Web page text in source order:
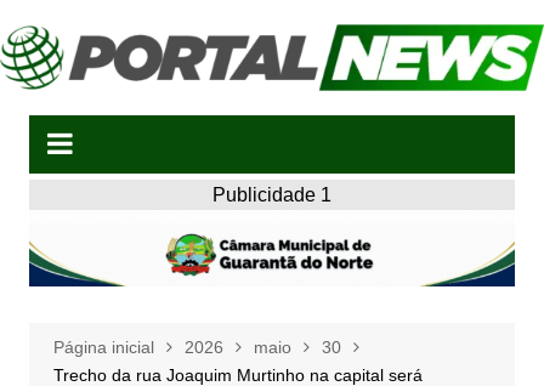
para
o
Publicidade 1
Página inicial 2026 maio
30
Trecho da rua Joaquim Murtinho na capital será